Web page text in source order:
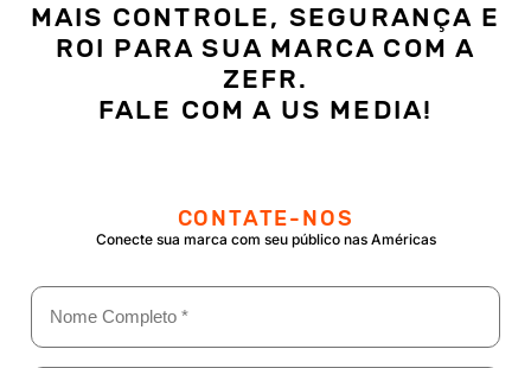
MAIS CONTROLE, SEGURANÇA E
ROI PARA SUA MARCA COM A
ZEFR.
FALE COM A US MEDIA!
CONTATE-NOS
Conecte sua marca com seu público nas Américas
Nome
Completo
(obrigatório)